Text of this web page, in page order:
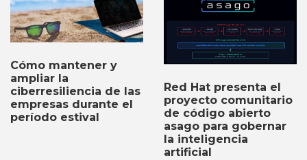
Cómo mantener y
ampliar la
ciberresiliencia de las
empresas durante el
período estival
Red Hat presenta el
proyecto comunitario
de código abierto
asago para gobernar
la inteligencia
artificial